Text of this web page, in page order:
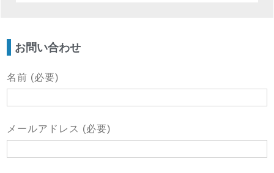
お問い合わせ
名前 (必要)
メールアドレス (必要)